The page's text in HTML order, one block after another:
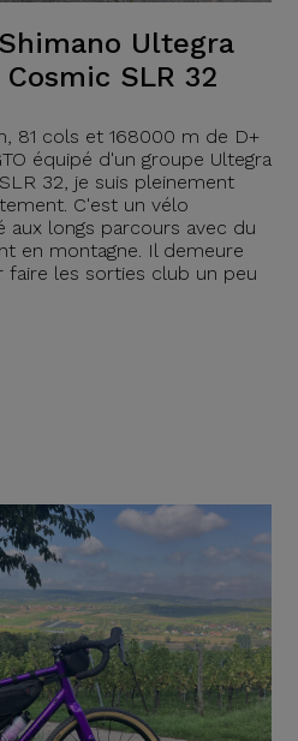
Ultegra
SLR 32
81 cols et 168000 m de D+
équipé d'un groupe Ultegra
32, je suis pleinement
C'est un vélo
longs parcours avec du
en montagne. Il demeure
faire les sorties club un peu